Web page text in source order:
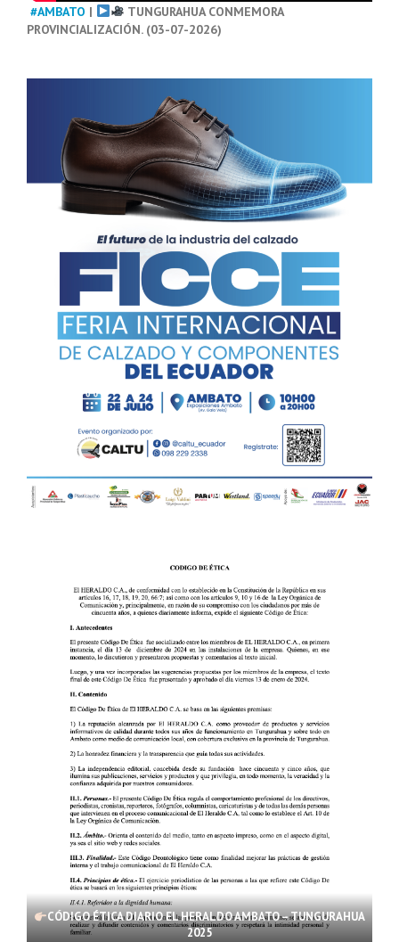
#AMBATO |
TUNGURAHUA CONMEMORA
PROVINCIALIZACIÓN. (03-07-2026)
CÓDIGO ÉTICA DIARIO EL HERALDO AMBATO – TUNGURAHUA
2025